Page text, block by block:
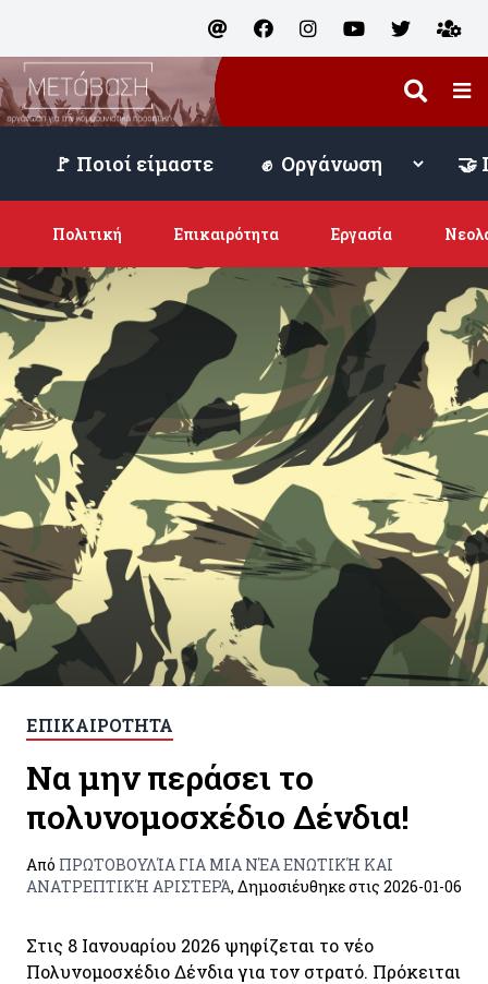
🚩 Ποιοί είμαστε
Πολιτική Επικαιρότητα Εργασία
ΕΠΙΚΑΙΡΟΤΗΤΑ
Να μην περάσει το
πολυνομοσχέδιο Δένδια!
Από ΠΡΩΤΟΒΟΥΛΊΑ ΓΙΑ ΜΙΑ ΝΈΑ ΕΝΩΤΙΚΉ ΚΑΙ
ΑΝΑΤΡΕΠΤΙΚΉ ΑΡΙΣΤΕΡΆ, Δημοσιέυθηκε στις 2026-01-06
Στις 8 Ιανουαρίου 2026 ψηφίζεται το νέο
Πολυνομοσχέδιο Δένδια για τον στρατό. Πρόκειται